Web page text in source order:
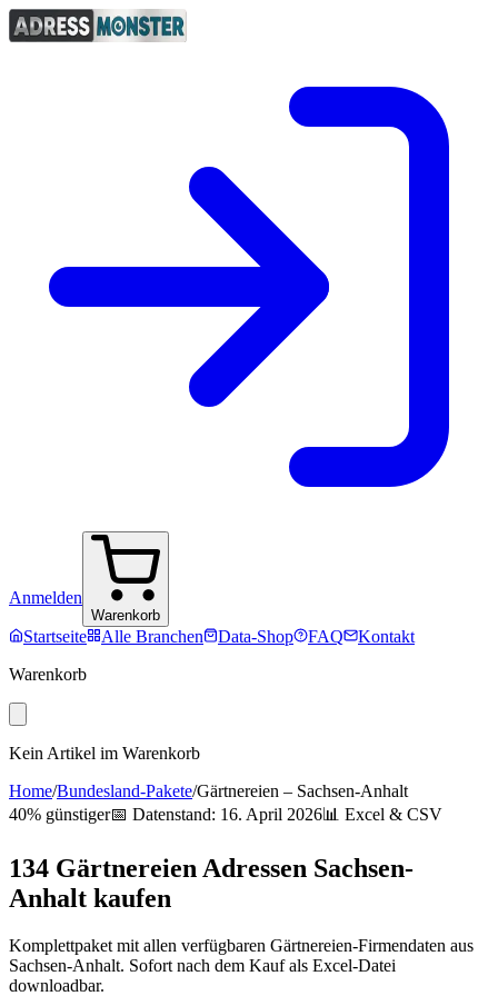
Anmelden
Warenkorb
Startseite Alle Branchen Data-Shop FAQ
Kontakt
Warenkorb
Kein Artikel im Warenkorb
Home/Bundesland-Pakete/Gärtnereien – Sachsen-Anhalt
40% günstiger📅 Datenstand: 16. April 2026📊 Excel & CSV
134 Gärtnereien Adressen Sachsen-
Anhalt kaufen
Komplettpaket mit allen verfügbaren Gärtnereien-Firmendaten aus
Sachsen-Anhalt. Sofort nach dem Kauf als Excel-Datei
downloadbar.